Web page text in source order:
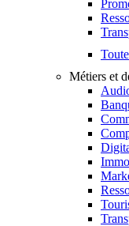
Métiers et